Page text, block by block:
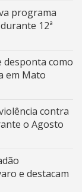
programa
12ª
desponta como
em Mato
contra
o Agosto
e destacam